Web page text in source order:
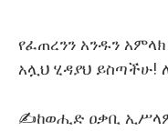
የፈጠረንን አንዱን
አሏህ ሂዳያህ ይስጣችሁ!
✍ከወሒድ ዐቃቢ